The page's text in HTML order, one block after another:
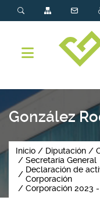
González
Inicio Diputación
Secretaría General
Declaración de
Corporación
Corporación 2023